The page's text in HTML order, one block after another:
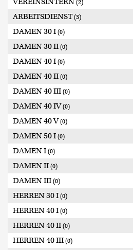
(2)
ARBEITSDIENST(3)
DAMEN 30 I (0)
DAMEN 30 II (0)
DAMEN 40 I (0)
DAMEN 40 II (0)
DAMEN 40 III (0)
DAMEN 40 IV(0)
DAMEN 40 V(0)
DAMEN 50 I (0)
DAMEN I (0)
DAMEN II (0)
DAMEN III (0)
HERREN 30 I (0)
HERREN 40 I (0)
HERREN 40 II (0)
HERREN 40 III (0)